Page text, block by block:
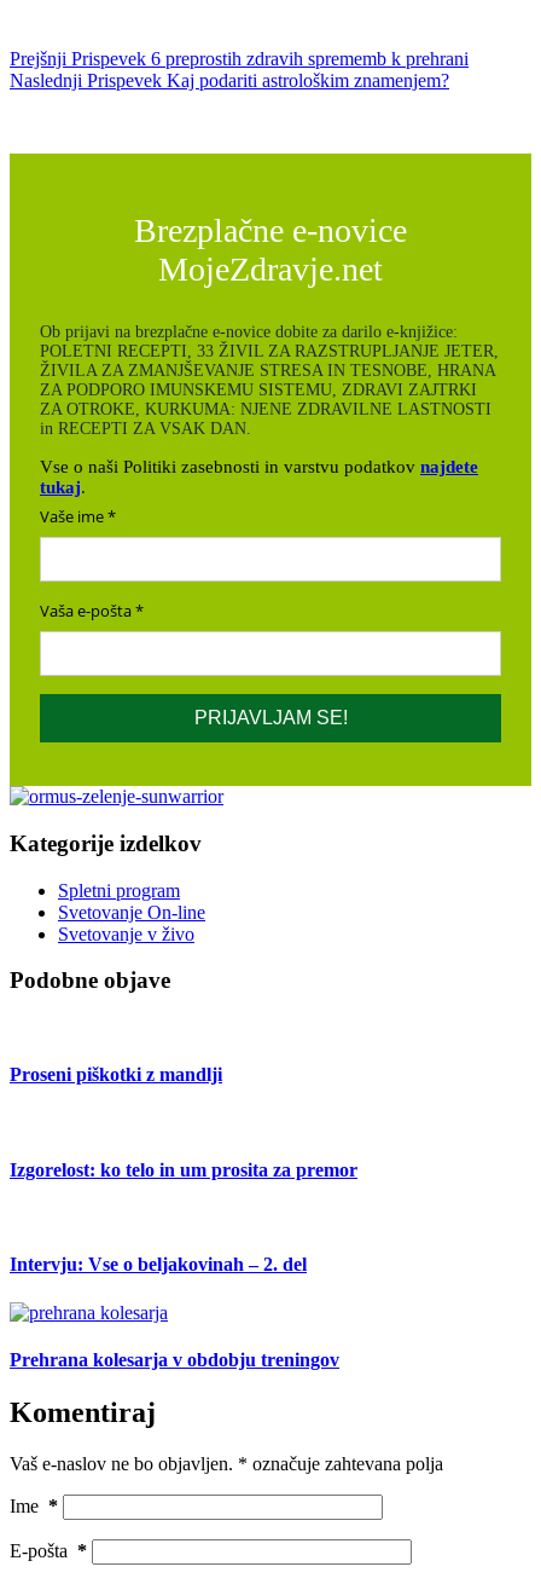
Prejšnji Prispevek 6 preprostih zdravih sprememb k prehrani
Naslednji Prispevek Kaj podariti astrološkim znamenjem?
Brezplačne e-novice
MojeZdravje.net
Ob prijavi na brezplačne e-novice dobite za darilo e-knjižice:
POLETNI RECEPTI, 33 ŽIVIL ZA RAZSTRUPLJANJE JETER,
ŽIVILA ZA ZMANJŠEVANJE STRESA IN TESNOBE, HRANA
ZA PODPORO IMUNSKEMU SISTEMU, ZDRAVI ZAJTRKI
ZA OTROKE, KURKUMA: NJENE ZDRAVILNE LASTNOSTI
in RECEPTI ZA VSAK DAN.
Vse o naši Politiki zasebnosti in varstvu podatkov najdete
tukaj.
Vaše ime
Vaša e-pošta
PRIJAVLJAM SE!
Kategorije izdelkov
Spletni program
Svetovanje On-line
Svetovanje v živo
Podobne objave
Proseni piškotki z mandlji
Izgorelost: ko telo in um prosita za premor
Intervju: Vse o beljakovinah – 2. del
Prehrana kolesarja v obdobju treningov
Komentiraj
Vaš e-naslov ne bo objavljen. * označuje zahtevana polja
Ime *
E-pošta *